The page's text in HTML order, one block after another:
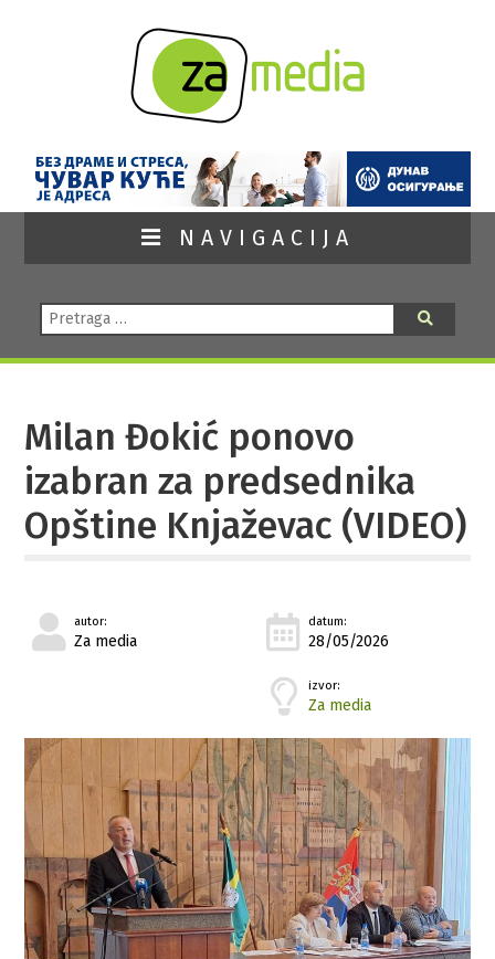
NAVIGACIJA
Pretraga:
Milan Đokić ponovo
izabran za predsednika
Opštine Knjaževac (VIDEO)
autor:
Za media
datum:
28/05/2026
izvor:
Za media